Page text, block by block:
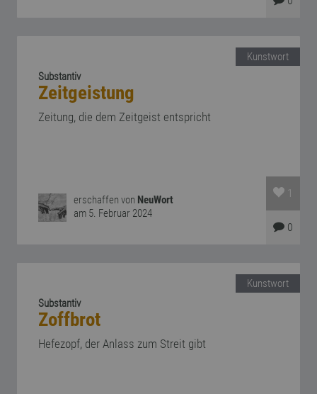
Kunstwort
Substantiv
Zeitgeistung
Zeitung, die dem Zeitgeist entspricht
erschaffen von NeuWort
am 5. Februar 2024
1
0
Kunstwort
Substantiv
Zoffbrot
Hefezopf, der Anlass zum Streit gibt